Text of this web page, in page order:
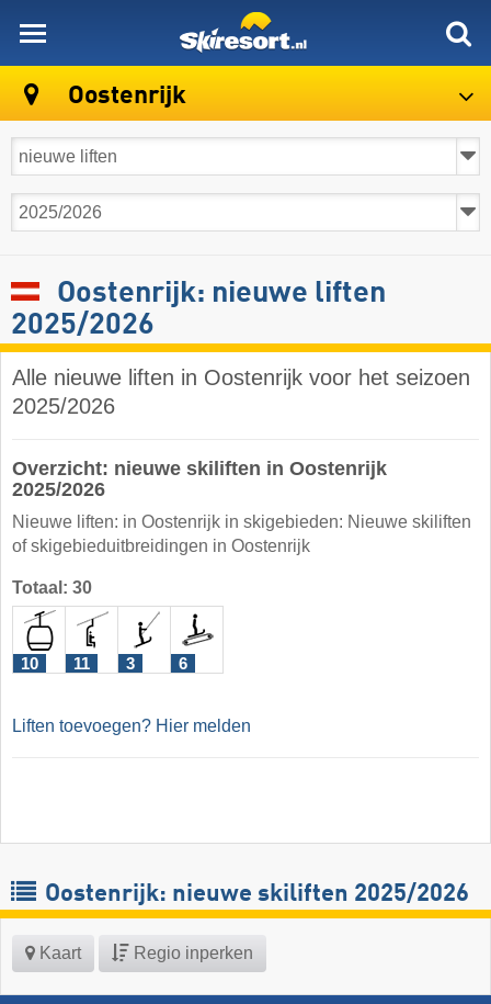
Oostenrijk
Oostenrijk: nieuwe liften
2025/2026
Alle nieuwe liften in Oostenrijk voor het seizoen
2025/2026
Overzicht: nieuwe skiliften in Oostenrijk
2025/2026
Nieuwe liften: in Oostenrijk in skigebieden: Nieuwe skiliften
of skigebieduitbreidingen in Oostenrijk
Totaal: 30
10 11 3 6
Liften toevoegen? Hier melden
Oostenrijk: nieuwe skiliften 2025/2026
Kaart Regio inperken